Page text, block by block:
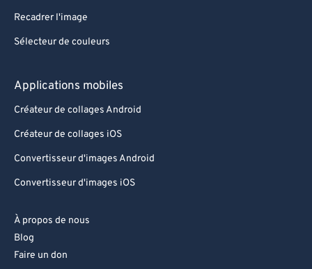
Recadrer l'image
Sélecteur de couleurs
Applications mobiles
Créateur de collages Android
Créateur de collages iOS
Convertisseur d'images Android
Convertisseur d'images iOS
À propos de nous
Blog
Faire un don